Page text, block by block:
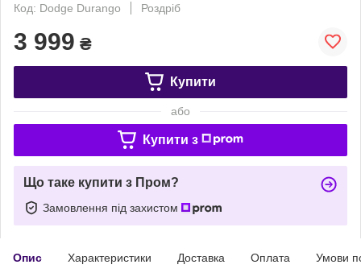
Код: Dodge Durango
Роздріб
3 999 ₴
Купити
або
Купити з
Що таке купити з Пром?
Замовлення під захистом
Опис Характеристики Доставка Оплата Умови